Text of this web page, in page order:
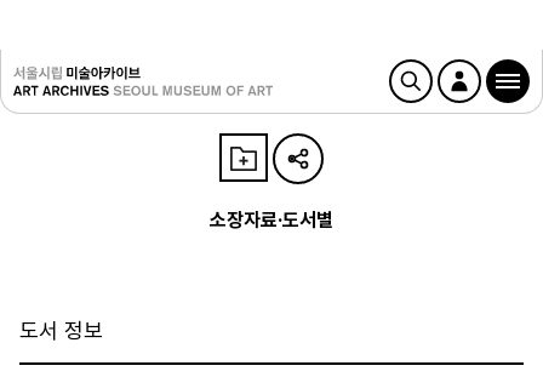
소장자료·도서별
도서 정보